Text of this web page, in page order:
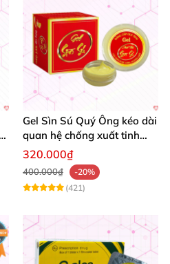
Gel Sìn Sú Quý Ông kéo dài
quan hệ chống xuất tinh
nhanh
320.000₫
400.000₫
-20%
(421)